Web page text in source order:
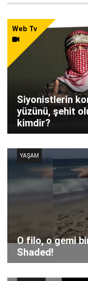
Web Tv
Siyonistlerin
yüzünü, şehit
kimdir?
O filo, o gemi
Shaded!
YAŞAM